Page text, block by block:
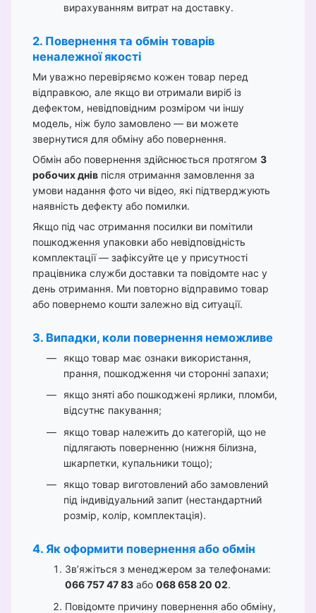
вирахуванням витрат на доставку.
2. Повернення та обмін товарів
неналежної якості
Ми уважно перевіряємо кожен товар перед
відправкою, але якщо ви отримали виріб із
дефектом, невідповідним розміром чи іншу
модель, ніж було замовлено — ви можете
звернутися для обміну або повернення.
Обмін або повернення здійснюється протягом 3
робочих днів після отримання замовлення за
умови надання фото чи відео, які підтверджують
наявність дефекту або помилки.
Якщо під час отримання посилки ви помітили
пошкодження упаковки або невідповідність
комплектації — зафіксуйте це у присутності
працівника служби доставки та повідомте нас у
день отримання. Ми повторно відправимо товар
або повернемо кошти залежно від ситуації.
3. Випадки, коли повернення неможливе
якщо товар має ознаки використання,
прання, пошкодження чи сторонні запахи;
якщо зняті або пошкоджені ярлики, пломби,
відсутнє пакування;
якщо товар належить до категорій, що не
підлягають поверненню (нижня білизна,
шкарпетки, купальники тощо);
якщо товар виготовлений або замовлений
під індивідуальний запит (нестандартний
розмір, колір, комплектація).
4. Як оформити повернення або обмін
Зв’яжіться з менеджером за телефонами:
066 757 47 83 або 068 658 20 02.
Повідомте причину повернення або обміну,